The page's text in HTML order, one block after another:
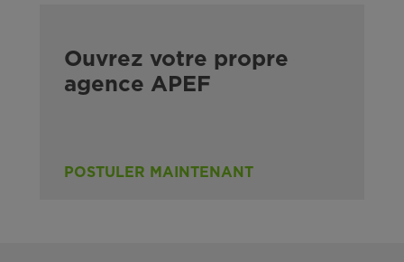
Ouvrez votre propre
agence APEF
POSTULER MAINTENANT